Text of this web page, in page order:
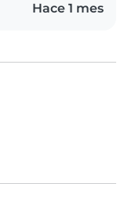
Hace 1 mes